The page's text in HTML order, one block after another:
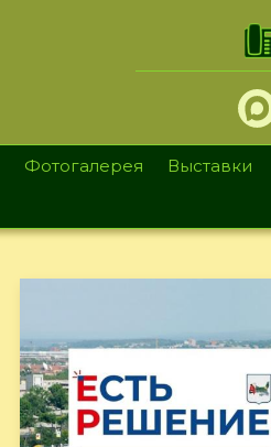
Фотогалерея Выставки